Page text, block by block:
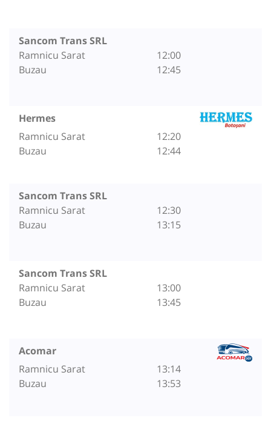
Sancom Trans SRL
Ramnicu Sarat
Buzau
12:00
12:45
Hermes
Ramnicu Sarat
Buzau
12:20
12:44
Sancom Trans SRL
Ramnicu Sarat
Buzau
12:30
13:15
Sancom Trans SRL
Ramnicu Sarat
Buzau
13:00
13:45
Acomar
Ramnicu Sarat
Buzau
13:14
13:53